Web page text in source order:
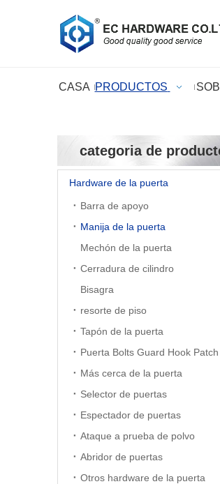
CASA PRODUCTOS
categoria de
Hardware de la puerta
Barra de apoyo
Manija de la puerta
Mechón de la puerta
Cerradura de cilindro
Bisagra
resorte de piso
Tapón de la puerta
Puerta Bolts Guard Hook Patch
Más cerca de la puerta
Selector de puertas
Espectador de puertas
Ataque a prueba de polvo
Abridor de puertas
Otros hardware de la puerta